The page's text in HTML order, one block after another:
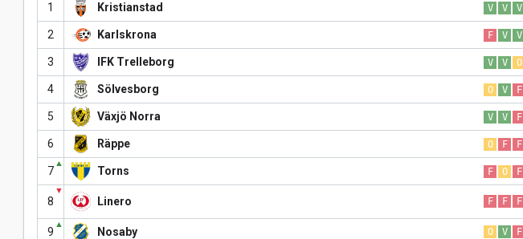
1 Kristianstad V V V
2 Karlskrona F V V
3 IFK Trelleborg V V O
4 Sölvesborg O V F
5 Växjö Norra V V F
6 Räppe O F F
7
▲
Torns F O F
8
▼
Linero F F F
9
▲
Nosaby O V F